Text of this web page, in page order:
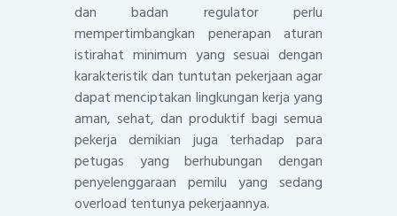
dan badan regulator perlu
mempertimbangkan penerapan aturan
istirahat minimum yang sesuai dengan
karakteristik dan tuntutan pekerjaan agar
dapat menciptakan lingkungan kerja yang
aman, sehat, dan produktif bagi semua
pekerja demikian juga terhadap para
petugas yang berhubungan dengan
penyelenggaraan pemilu yang sedang
overload tentunya pekerjaannya.